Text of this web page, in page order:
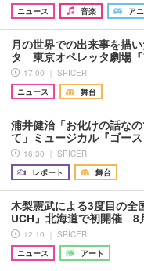
ニュース
音楽 ア
月の世界での出来事を描
タ 東京オペレッタ劇場
17:00 ｜ SPICER
ニュース
舞台
浦井健治「お化けの話な
て」ミュージカル『ゴー
16:30 ｜ SPICER
レポート
舞台
木梨憲武による3度目の全
UCH』北海道で初開催 8
12:10 ｜ SPICER
ニュース
アート